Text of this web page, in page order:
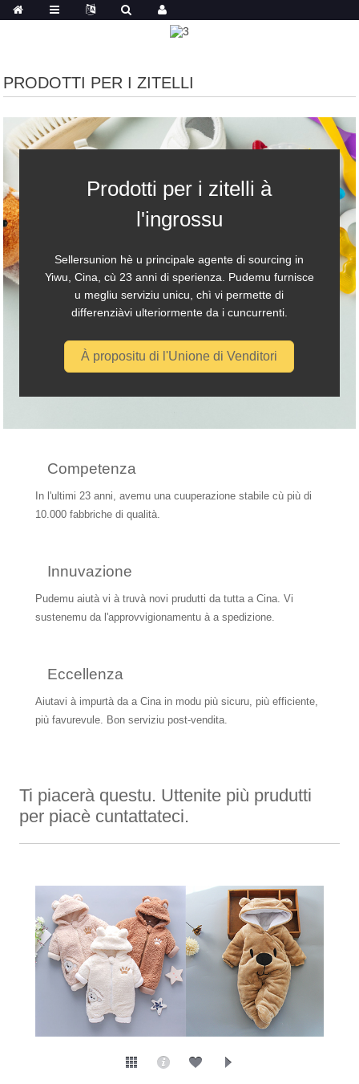
PRODOTTI PER I ZITELLI
Prodotti per i zitelli à
l'ingrossu
Sellersunion hè u principale agente di sourcing in
Yiwu, Cina, cù 23 anni di sperienza. Pudemu furnisce
u megliu serviziu unicu, chì vi permette di
differenziàvi ulteriormente da i cuncurrenti.
À propositu di l'Unione di Venditori
Competenza
In l'ultimi 23 anni, avemu una cuuperazione stabile cù più di
10.000 fabbriche di qualità.
Innuvazione
Pudemu aiutà vi à truvà novi prudutti da tutta a Cina. Vi
sustenemu da l'approvvigionamentu à a spedizione.
Eccellenza
Aiutavi à impurtà da a Cina in modu più sicuru, più efficiente,
più favurevule. Bon serviziu post-vendita.
Ti piacerà questu. Uttenite più prudutti
per piacè cuntattateci.